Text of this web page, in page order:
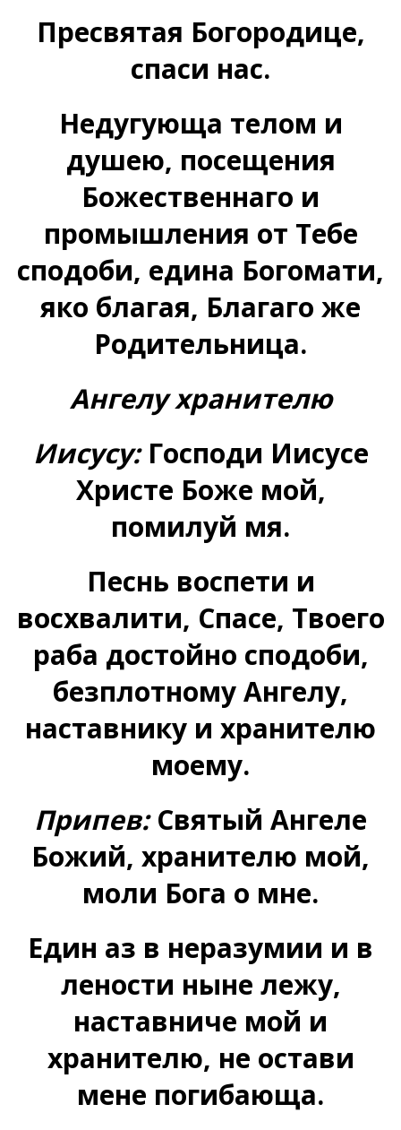
Пресвятая Богородице,
спаси нас.
Недугующа телом и
душею, посещения
Божественнаго и
промышления от Тебе
сподоби, едина Богомати,
яко благая, Благаго же
Родительница.
Ангелу хранителю
Иисусу: Господи Иисусе
Христе Боже мой,
помилуй мя.
Песнь воспети и
восхвалити, Спасе, Твоего
раба достойно сподоби,
безплотному Ангелу,
наставнику и хранителю
моему.
Припев:Святый Ангеле
Божий, хранителю мой,
моли Бога о мне.
Един аз в неразумии и в
лености ныне лежу,
наставниче мой и
хранителю, не остави
мене погибающа.